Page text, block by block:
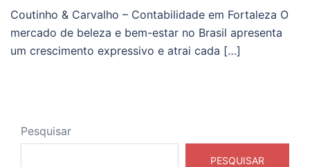
Coutinho & Carvalho – Contabilidade em Fortaleza O
mercado de beleza e bem-estar no Brasil apresenta
um crescimento expressivo e atrai cada […]
Pesquisar
PESQUISAR